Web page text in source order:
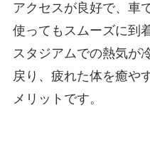
アクセスが良好で、車
使ってもスムーズに到
スタジアムでの熱気が
戻り、疲れた体を癒や
メリットです。